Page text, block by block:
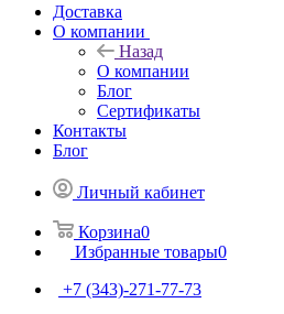
Доставка
О компании
Назад
О компании
Блог
Сертификаты
Контакты
Блог
Личный кабинет
Корзина0
Избранные товары0
+7 (343)-271-77-73